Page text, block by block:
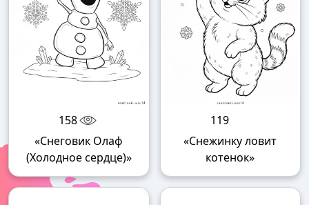
158
«Снеговик Олаф
(Холодное сердце)»
119
«Снежинку ловит
котенок»